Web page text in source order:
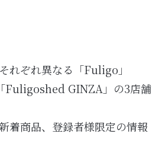
れぞれ異なる「Fuligo」
Fuligoshed GINZA」の3店舗
着商品、登録者様限定の情報